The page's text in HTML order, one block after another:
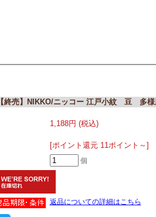
【終売】NIKKO/ニッコー 江戸小紋 豆 多様
1,188円 (税込)
[ポイント還元 11ポイント～]
個
返品についての詳細はこちら